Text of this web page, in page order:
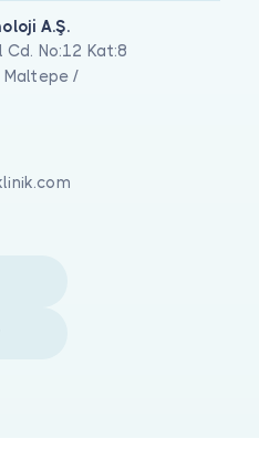
A.Ş.
Cd. No:12 Kat:8
Maltepe /